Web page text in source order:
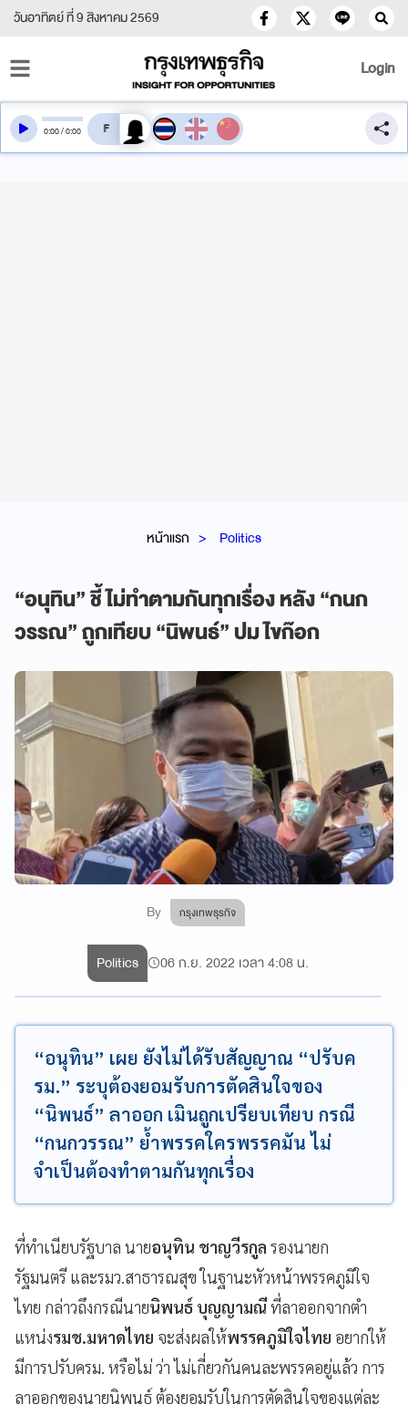
วันอาทิตย์ ที่ 9 สิงหาคม 2569
Login
หน้าแรก Politics
“อนุทิน” ชี้ ไม่ทำตามกันทุกเรื่อง หลัง “กนก
วรรณ” ถูกเทียบ “นิพนธ์” ปม ไขก๊อก
By กรุงเทพธุรกิจ
0:00/0:00 สลับเสียงอ่าน
Politics 06 ก.ย. 2022 เวลา 4:08 น.
“อนุทิน” เผย ยังไม่ได้รับสัญญาณ “ปรับค
รม.” ระบุต้องยอมรับการตัดสินใจของ
“นิพนธ์” ลาออก เมินถูกเปรียบเทียบ กรณี
“กนกวรรณ” ย้ำพรรคใครพรรคมัน ไม่
จำเป็นต้องทำตามกันทุกเรื่อง
ที่ทำเนียบรัฐบาล นายอนุทิน ชาญวีรกูล รองนายก
รัฐมนตรี และรมว.สาธารณสุข ในฐานะหัวหน้าพรรคภูมิใจ
ไทย กล่าวถึงกรณีนายนิพนธ์ บุญญามณีที่ลาออกจากตำ
แหน่งรมช.มหาดไทย จะส่งผลให้พรรคภูมิใจไทย อยากให้
มีการปรับครม. หรือไม่ ว่า ไม่เกี่ยวกันคนละพรรคอยู่แล้ว การ
ลาออกของนายนิพนธ์ ต้องยอมรับในการตัดสินใจของแต่ละ